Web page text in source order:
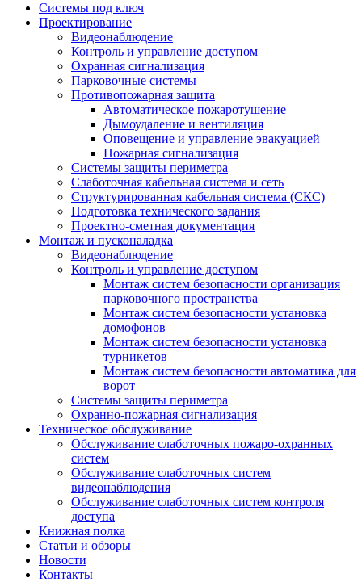
Системы под ключ
Проектирование
Видеонаблюдение
Контроль и управление доступом
Охранная сигнализация
Парковочные системы
Противопожарная защита
Автоматическое пожаротушение
Дымоудаление и вентиляция
Оповещение и управление эвакуацией
Пожарная сигнализация
Системы защиты периметра
Слаботочная кабельная система и сеть
Структурированная кабельная система (СКС)
Подготовка технического задания
Проектно-сметная документация
Монтаж и пусконаладка
Видеонаблюдение
Контроль и управление доступом
Монтаж систем безопасности организация
парковочного пространства
Монтаж систем безопасности установка
домофонов
Монтаж систем безопасности установка
турникетов
Монтаж систем безопасности автоматика для
ворот
Системы защиты периметра
Охранно-пожарная сигнализация
Техническое обслуживание
Обслуживание слаботочных пожаро-охранных
систем
Обслуживание слаботочных систем
видеонаблюдения
Обслуживание слаботочных систем контроля
доступа
Книжная полка
Статьи и обзоры
Новости
Контакты